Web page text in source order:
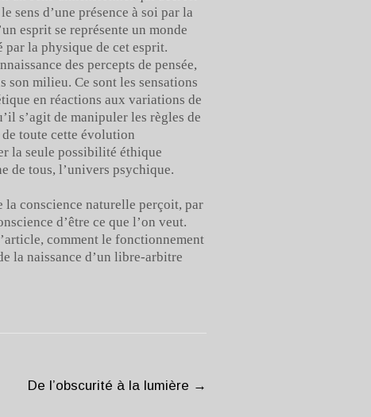
sens d’une présence à soi par la
esprit se représente un monde
la physique de cet esprit.
des percepts de pensée,
son milieu. Ce sont les sensations
en réactions aux variations de
s’agit de manipuler les règles de
toute cette évolution
la seule possibilité éthique
de tous, l’univers psychique.
la conscience naturelle perçoit, par
d’être ce que l’on veut.
comment le fonctionnement
la naissance d’un libre-arbitre
De l’obscurité à la lumière →